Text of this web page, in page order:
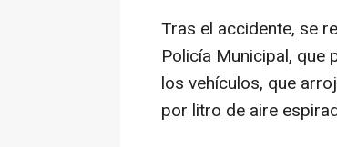
Tras el accidente, se
Policía Municipal, que
los vehículos, que
por litro de aire